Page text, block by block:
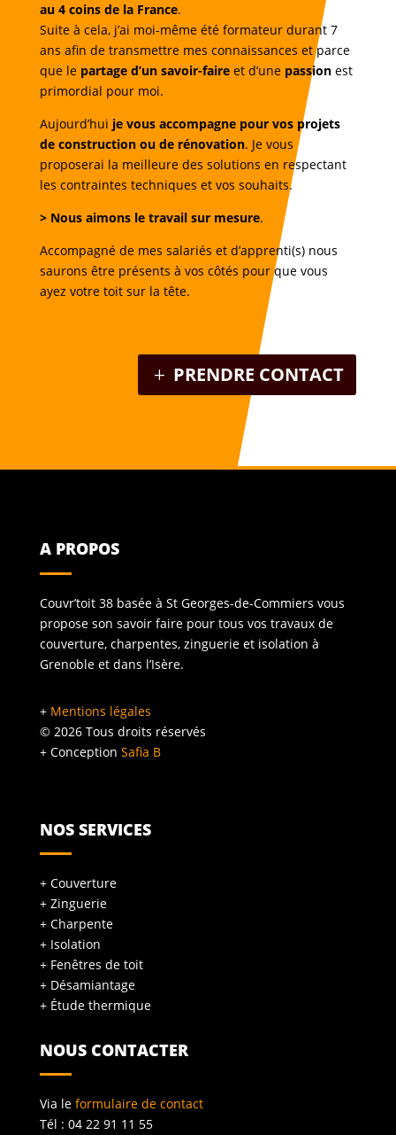
au 4 coins de la France.
Suite à cela, j’ai moi-même été formateur durant 7
ans afin de transmettre mes connaissances et parce
que le partage d’un savoir-faireet d’une passionest
primordial pour moi.
Aujourd’hui je vous accompagne pour vos projets
de construction ou de rénovation. Je vous
proposerai la meilleure des solutions en respectant
les contraintes techniques et vos souhaits.
> Nous aimons le travail sur mesure.
Accompagné de mes salariés et d’apprenti(s) nous
saurons être présents à vos côtés pour que vous
ayez votre toit sur la tête.
PRENDRE CONTACT
A PROPOS
Couvr’toit 38 basée à St Georges-de-Commiers vous
propose son savoir faire pour tous vos travaux de
couverture, charpentes, zinguerie et isolation à
Grenoble et dans l’Isère.
+ Mentions légales
© 2026Tous droits réservés
+ Conception Safia B
NOS SERVICES
+ Couverture
+ Zinguerie
+ Charpente
+ Isolation
+ Fenêtres de toit
+ Désamiantage
+ Étude thermique
NOUS CONTACTER
Via le formulaire de contact
Tél : 04 22 91 11 55